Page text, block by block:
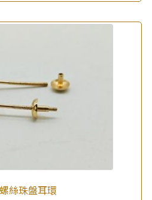
絲珠盤耳環